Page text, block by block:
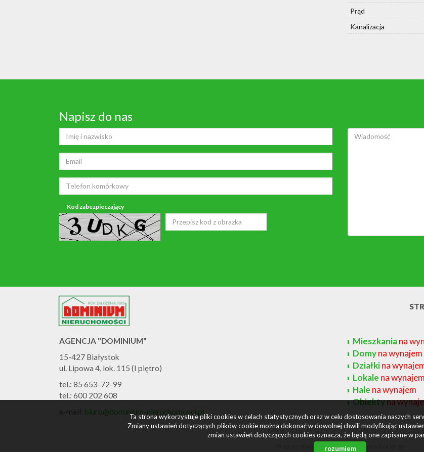
Prąd
Kanalizacja
Napisz do nas
Kod zabezpieczający
AGENCJA "DOMINIUM"
15-427 Białystok
ul. Lipowa 4, lok. 115 (I piętro)
tel.: 85 653-72-99
tel.: 600 202 608
e-mail: biuro@dominium-nieruchomosci.pl
Mieszkaniana
Domyna wynajem
Działkina
Lokale na wynajem
Hale na wynajem
Obiektyna
Program dla biur nieruchomości
Ta strona wykorzystuje pliki cookies w celach statystycznych oraz w celu dostosowania naszych
Zmiany ustawień dotyczących plików cookie można dokonać w dowolnej chwili modyfikując
zmian ustawień dotyczących cookies oznacza, że będą one zapisane w
rozumiem